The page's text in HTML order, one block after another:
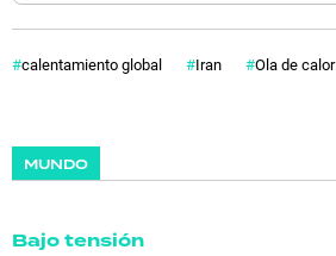
calentamiento global Iran Ola de calor
MUNDO
Bajo tensión